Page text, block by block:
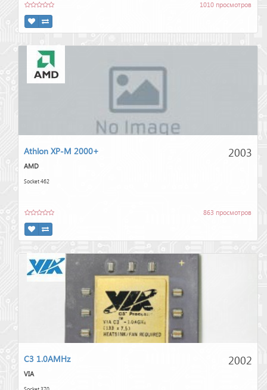
1010 просмотров
2003
Athlon XP-M 2000+
AMD
Socket 462
863 просмотров
2002
C3 1.0AMHz
VIA